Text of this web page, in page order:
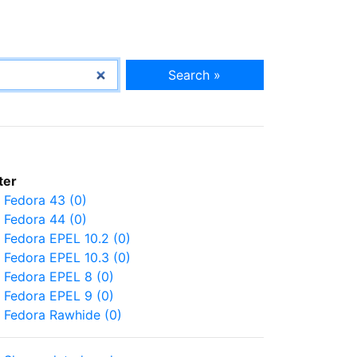
Search »
Fedora 43 (0)
Fedora 44 (0)
Fedora EPEL 10.2 (0)
Fedora EPEL 10.3 (0)
Fedora EPEL 8 (0)
Fedora EPEL 9 (0)
Fedora Rawhide (0)